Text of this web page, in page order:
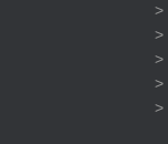
>
>
>
>
>